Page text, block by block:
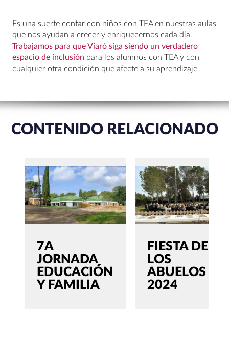
Es una suerte contar con niños con TEA en nuestras aulas
que nos ayudan a crecer y enriquecernos cada día.
Trabajamos para que Viaró siga siendo un verdadero
espacio de inclusión para los alumnos con TEA y con
cualquier otra condición que afecte a su aprendizaje
CONTENIDO RELACIONADO
7A
JORNADA
EDUCACIÓN
Y FAMILIA
FIESTA DE
LOS
ABUELOS
2024